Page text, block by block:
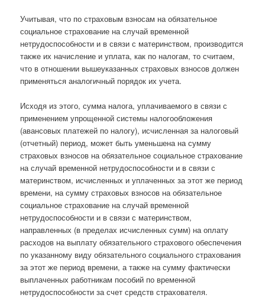
Учитывая, что по страховым взносам на обязательное
социальное страхование на случай временной
нетрудоспособности и в связи с материнством, производится
также их начисление и уплата, как по налогам, то считаем,
что в отношении вышеуказанных страховых взносов должен
применяться аналогичный порядок их учета.
Исходя из этого, сумма налога, уплачиваемого в связи с
применением упрощенной системы налогообложения
(авансовых платежей по налогу), исчисленная за налоговый
(отчетный) период, может быть уменьшена на сумму
страховых взносов на обязательное социальное страхование
на случай временной нетрудоспособности и в связи с
материнством, исчисленных и уплаченных за этот же период
времени, на сумму страховых взносов на обязательное
социальное страхование на случай временной
нетрудоспособности и в связи с материнством,
направленных (в пределах исчисленных сумм) на оплату
расходов на выплату обязательного страхового обеспечения
по указанному виду обязательного социального страхования
за этот же период времени, а также на сумму фактически
выплаченных работникам пособий по временной
нетрудоспособности за счет средств страхователя.